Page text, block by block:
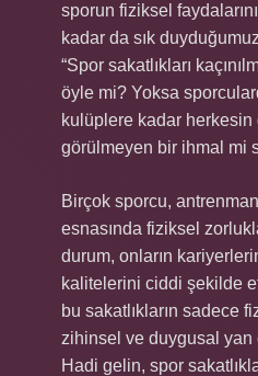
sporun fiziksel
kadar da sık
“Spor sakatlıkları
öyle mi? Yoksa
kulüplere kadar herkesin
görülmeyen bir ihmal mi
Birçok sporcu,
esnasında fiziksel
durum, onların
kalitelerini ciddi şekilde
bu sakatlıkların sadece
zihinsel ve duygusal yan
Hadi gelin, spor